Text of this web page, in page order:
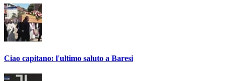
Ciao capitano: l'ultimo saluto a Baresi